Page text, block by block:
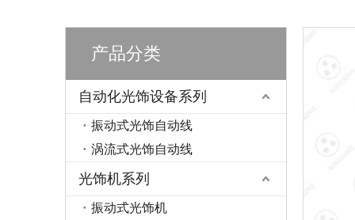
产品分类
自动化光饰设备系列
振动式光饰自动线
涡流式光饰自动线
光饰机系列
振动式光饰机